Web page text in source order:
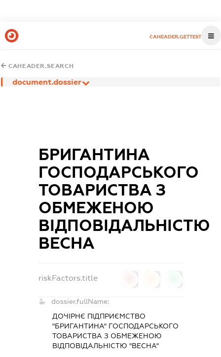
CAHEADER.GETTEST
CAHEADER.SEARCH
document.dossier
БРИГАНТИНА
ГОСПОДАРСЬКОГО
ТОВАРИСТВА З
ОБМЕЖЕНОЮ
ВІДПОВІДАЛЬНІСТЮ
ВЕСНА
riskFactors.title
dossier.fullName:
ДОЧІРНЄ ПІДПРИЄМСТВО
"БРИГАНТИНА" ГОСПОДАРСЬКОГО
ТОВАРИСТВА З ОБМЕЖЕНОЮ
ВІДПОВІДАЛЬНІСТЮ "ВЕСНА"